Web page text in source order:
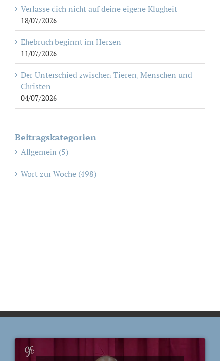
Verlasse dich nicht auf deine eigene Klugheit
18/07/2026
Ehebruch beginnt im Herzen
11/07/2026
Der Unterschied zwischen Tieren, Menschen und
Christen
04/07/2026
Beitragskategorien
Allgemein (5)
Wort zur Woche (498)